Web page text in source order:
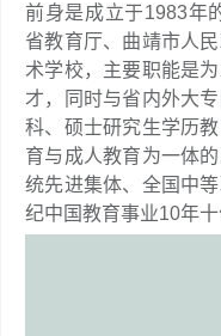
前身是成立于1983年
省教育厅、曲靖市人
术学校，主要职能是
才，同时与省内外大
科、硕士研究生学历
育与成人教育为一体
统先进集体、全国中
纪中国教育事业10年十